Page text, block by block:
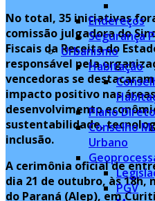
Endereços
Segurança
Urbanismo
Habitação
Plano
Conselho
Urbano
PGV
No total, 35 iniciativas
comissão julgadora do
Fiscais da Receita do
responsável pela
vencedoras se
impacto positivo nas
desenvolvimento
sustentabilidade,
inclusão.
A cerimônia oficial de
dia 21 de outubro, às
do Paraná (Alep), em